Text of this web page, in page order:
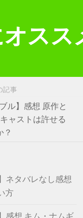
スス
記事
ル】感想 原作と
ャストは許せる
？
ネタバレなし感想
方